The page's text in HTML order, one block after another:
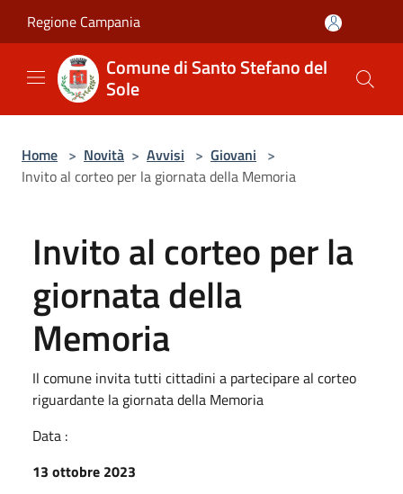
Regione Campania
Comune di Santo Stefano del
Sole
Home > Novità > Avvisi > Giovani >
Invito al corteo per la giornata della Memoria
Invito al corteo per la
giornata della
Memoria
Il comune invita tutti cittadini a partecipare al corteo
riguardante la giornata della Memoria
Data :
13 ottobre 2023